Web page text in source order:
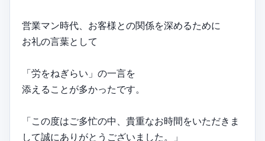
営業マン時代、お客様との関係を深めるために
お礼の言葉として
「労をねぎらい」の一言を
添えることが多かったです。
「この度はご多忙の中、貴重なお時間をいただきま
して誠にありがとうございました。」